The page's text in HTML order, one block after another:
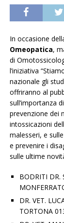
In occasione
Omeopatica,
di
l’iniziativa
nazionale gli
offriranno al
sull’importanza
prevenzione dei
intossicazioni
malesseri, e
e prevenire i
sulle ultime
BODRITI DR.
DR. VET.
TORTONA